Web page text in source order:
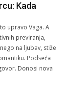
Kada
upravo Vaga. A
previranja,
na ljubav, stiže
Podseća
Donosi nova